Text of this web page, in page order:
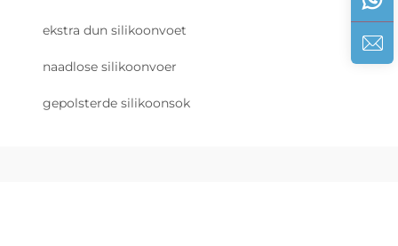
ekstra dun silikoonvoet
naadlose silikoonvoer
gepolsterde silikoonsok